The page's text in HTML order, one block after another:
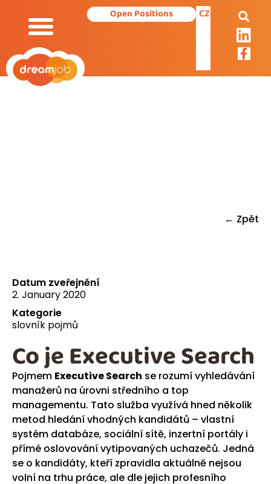
Open Positions CZ
← Zpět
Datum zveřejnění
2. January 2020
Kategorie
slovník pojmů
Pojmem Executive Search se rozumí vyhledávání
manažerů na úrovni středního a top
managementu. Tato služba využívá hned několik
metod hledání vhodných kandidátů – vlastní
systém databáze, sociální sítě, inzertní portály i
přímé oslovování vytipovaných uchazečů. Jedná
se o kandidáty, kteří zpravidla aktuálně nejsou
volní na trhu práce, ale dle jejich profesního
Co je Executive Search